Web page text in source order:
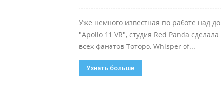
Уже немного известная по работе над
"Apollo 11 VR", студия Red Panda
всех фанатов Тоторо, Whisper of...
Узнать больше